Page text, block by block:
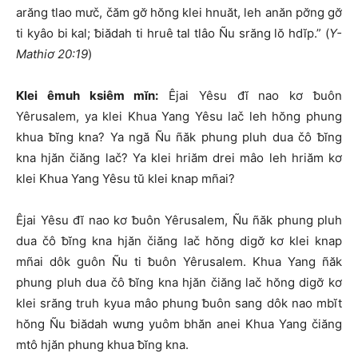
arăng tlao mưč, čăm gơ̆ hŏng klei hnuăt, leh anăn pơ̆ng gơ̆
ti kyâo bi kal; ƀiădah ti hruê tal tlâo Ñu srăng lŏ hdĭp.” (Y-
Mathiơ 20:19)
Klei êmuh ksiêm mĭn: Êjai Yêsu đĭ nao kơ ƀuôn
Yêrusalem, ya klei Khua Yang Yêsu lač leh hŏng phung
khua ƀĭng kna? Ya ngă Ñu ñăk phung pluh dua čô ƀĭng
kna hjăn čiăng lač? Ya klei hriăm drei mâo leh hriăm kơ
klei Khua Yang Yêsu tŭ klei knap mñai?
Êjai Yêsu đĭ nao kơ ƀuôn Yêrusalem, Ñu ñăk phung pluh
dua čô ƀĭng kna hjăn čiăng lač hŏng digơ̆ kơ klei knap
mñai dôk guôn Ñu ti ƀuôn Yêrusalem. Khua Yang ñăk
phung pluh dua čô ƀĭng kna hjăn čiăng lač hŏng digơ̆ kơ
klei srăng truh kyua mâo phung ƀuôn sang dôk nao mbĭt
hŏng Ñu ƀiădah wưng yuôm bhăn anei Khua Yang čiăng
mtô hjăn phung khua ƀĭng kna.